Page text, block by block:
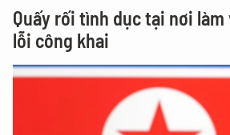
Quấy rối tình dục tại nơi
lỗi công khai